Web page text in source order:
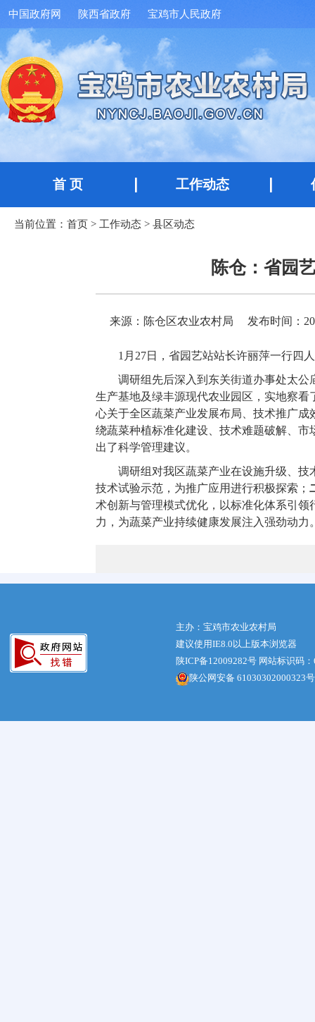
中国政府网 陕西省政府 宝鸡市人民政府
首 页 工作动态
当前位置： 首页 > 工作动态 > 县区动态
陈仓：省园
来源：陈仓区农业农村局 发布时间：
1月27日，省园艺站站长许丽萍一行四
调研组先后深入到东关街道办事处太
生产基地及绿丰源现代农业园区，实地察
心关于全区蔬菜产业发展布局、技术推广
绕蔬菜种植标准化建设、技术难题破解、
出了科学管理建议。
调研组对我区蔬菜产业在设施升级、
技术试验示范，为推广应用进行积极探索；
术创新与管理模式优化，以标准化体系引领
力，为蔬菜产业持续健康发展注入强劲动力
主办：宝鸡市农业农村局
建议使用IE8.0以上版本浏览器
陕ICP备12009282号 网站标识码
陕公网安备 61030302000323号